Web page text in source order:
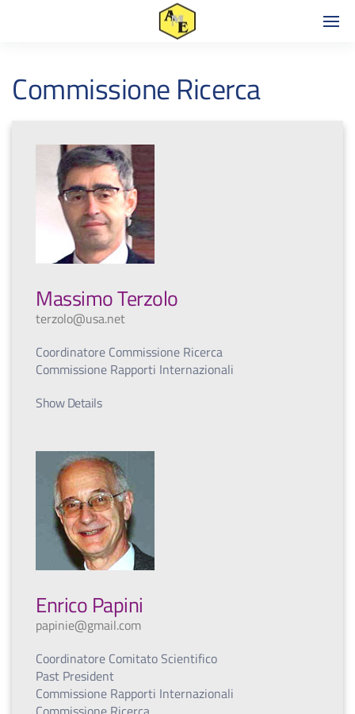
Commissione Ricerca
Massimo Terzolo
terzolo@usa.net
Coordinatore Commissione Ricerca
Commissione Rapporti Internazionali
Show Details
Enrico Papini
papinie@gmail.com
Coordinatore Comitato Scientifico
Past President
Commissione Rapporti Internazionali